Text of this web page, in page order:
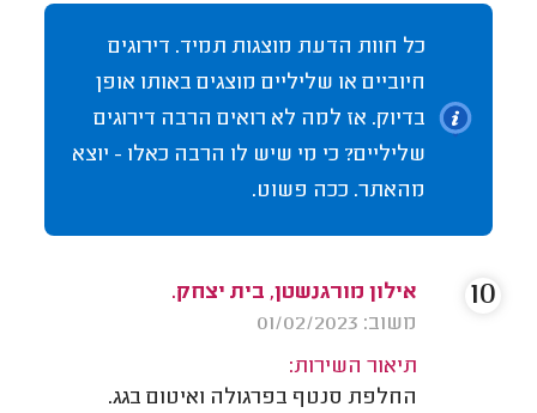
כל חוות הדעת מוצגות תמיד. דירוגים
חיוביים או שליליים מוצגים באותו אופן
בדיוק. אז למה לא רואים הרבה דירוגים
שליליים? כי מי שיש לו הרבה כאלו - יוצא
מהאתר. ככה פשוט.
אילון מורגנשטן, בית יצחק.
משוב: 01/02/2023
תיאור השירות:
החלפת סנטף בפרגולה ואיטום בגג.
10